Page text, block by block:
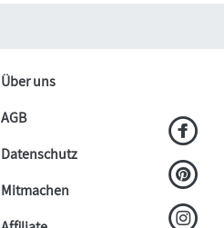
Über uns
AGB
Datenschutz
Mitmachen